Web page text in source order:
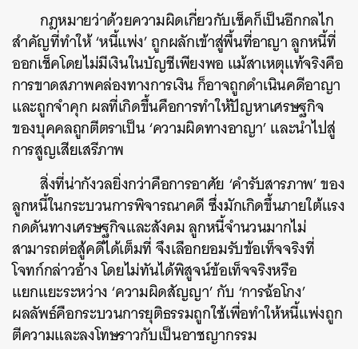
กฎหมายว่าด้วยความผิดเกี่ยวกับเช็คก็เป็นอีกกลไก
สำคัญที่ทำให้ ‘หนี้แพ่ง’ ถูกผลักเข้าสู่พื้นที่อาญา ลูกหนี้ที่
ออกเช็คโดยไม่มีเงินในบัญชีเพียงพอ แม้สาเหตุแท้จริงคือ
การขาดสภาพคล่องทางการเงิน ก็อาจถูกดำเนินคดีอาญา
และถูกจำคุก ผลที่เกิดขึ้นคือการทำให้ปัญหาเศรษฐกิจ
ของบุคคลถูกตีตราเป็น ‘ความผิดทางอาญา’ และนำไปสู่
การสูญเสียเสรีภาพ
สิ่งที่น่ากังวลยิ่งกว่าคือการอาศัย ‘คำรับสารภาพ’ ของ
ลูกหนี้ในกระบวนการพิจารณาคดี ซึ่งมักเกิดขึ้นภายใต้แรง
กดดันทางเศรษฐกิจและสังคม ลูกหนี้จำนวนมากไม่
สามารถต่อสู้คดีได้เต็มที่ จึงเลือกยอมรับข้อเท็จจริงที่
โจทก์กล่าวอ้าง โดยไม่ทันได้พิสูจน์ข้อเท็จจริงหรือ
แยกแยะระหว่าง ‘ความผิดสัญญา’ กับ ‘การฉ้อโกง’
ผลลัพธ์คือกระบวนการยุติธรรมถูกใช้เพื่อทำให้หนี้แพ่งถูก
ตีความและลงโทษราวกับเป็นอาชญากรรม